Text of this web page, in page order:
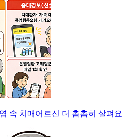
속 치매어르신 더 촘촘히 살펴요